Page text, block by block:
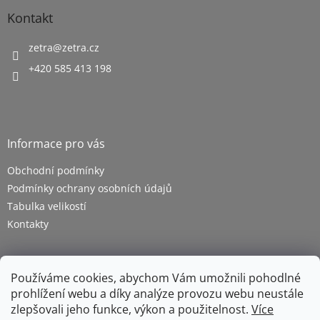
Používáme cookies, abychom Vám umožnili pohodlné
prohlížení webu a díky analýze provozu webu neustále
zlepšovali jeho funkce, výkon a použitelnost. Více
Kontakt
zetra@zetra.cz
+420 585 413 198
Informace pro vás
Obchodní podmínky
Podmínky ochrany osobních údajů
Tabulka velikostí
Kontakty